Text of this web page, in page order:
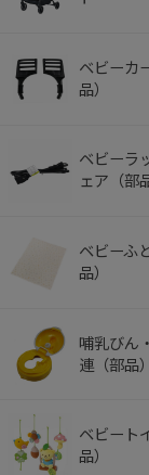
ベビーカ
品）
ベビーラ
ェア（部
ベビーふ
品）
哺乳びん
連（部品）
ベビート
品）